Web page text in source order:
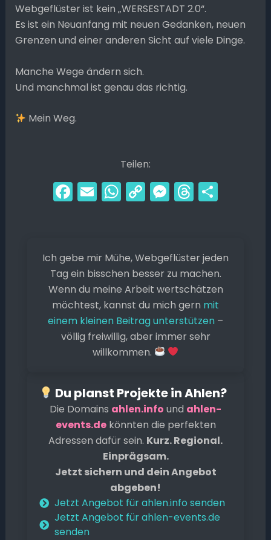
Webgeflüster ist kein „WERSESTADT 2.0“.
Es ist ein Neuanfang mit neuen Gedanken, neuen
Grenzen und einer anderen Sicht auf viele Dinge.
Manche Wege ändern sich.
Und manchmal ist genau das richtig.
Mein Weg.
Teilen:
F
a
e
b
o
o
k
E
m
l
W
h
ts
A
p
p
C
o
y
Li
n
k
M
e
s
e
n
g
er
T
hr
a
d
s
n
Ich gebe mir Mühe, Webgeflüster jeden
Tag ein bisschen besser zu machen.
Wenn du meine Arbeit wertschätzen
möchtest, kannst du mich gern mit
einem kleinen Beitrag unterstützen –
völlig freiwillig, aber immer sehr
willkommen.
Du planst Projekte in Ahlen?
Die Domains ahlen.info und ahlen-
events.dekönnten die perfekten
Adressen dafür sein. Kurz. Regional.
Einprägsam.
Jetzt sichern und dein Angebot
abgeben!
Jetzt Angebot für ahlen.info senden
Jetzt Angebot für ahlen-events.de
senden